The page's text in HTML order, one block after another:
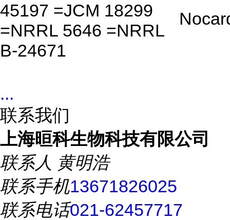
45197 =JCM 18299
=NRRL 5646 =NRRL
B-24671
...
联系我们
上海晅科生物科技有限公司
联系人 黄明浩
联系手机13671826025
联系电话021-62457717